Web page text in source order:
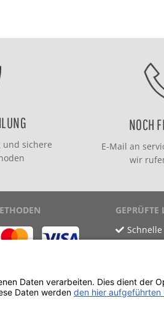
und sichere
NOCH
E-Mail an
wir
GEPRÜFTE
SSL-